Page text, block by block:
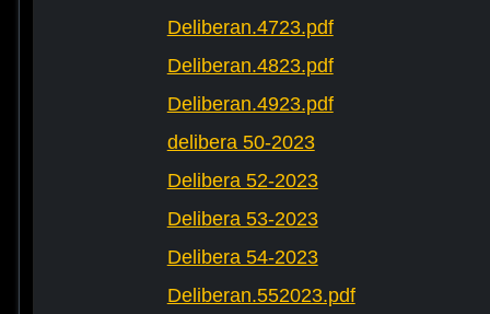
Deliberan.4723.pdf
Deliberan.4823.pdf
Deliberan.4923.pdf
delibera 50-2023
Delibera 52-2023
Delibera 53-2023
Delibera 54-2023
Deliberan.552023.pdf